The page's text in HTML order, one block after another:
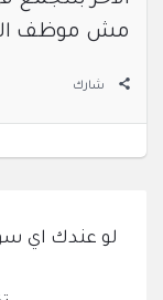
مش موظف
شارك
لو عندك اي